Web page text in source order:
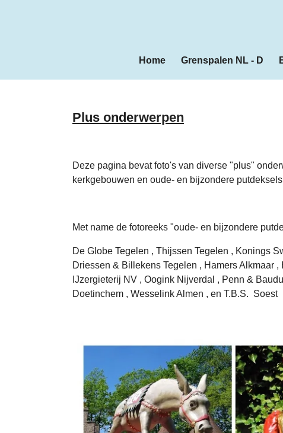
Home Grenspalen NL - D
Plus onderwerpen
Deze pagina bevat foto's van diverse "plus"
kerkgebouwen en oude- en bijzondere
Met name de fotoreeks "oude- en bijzondere
De Globe Tegelen , Thijssen Tegelen , Konings
Driessen & Billekens Tegelen , Hamers Alkmaar
IJzergieterij NV , Oogink Nijverdal , Penn &
Doetinchem , Wesselink Almen , en T.B.S. Soest